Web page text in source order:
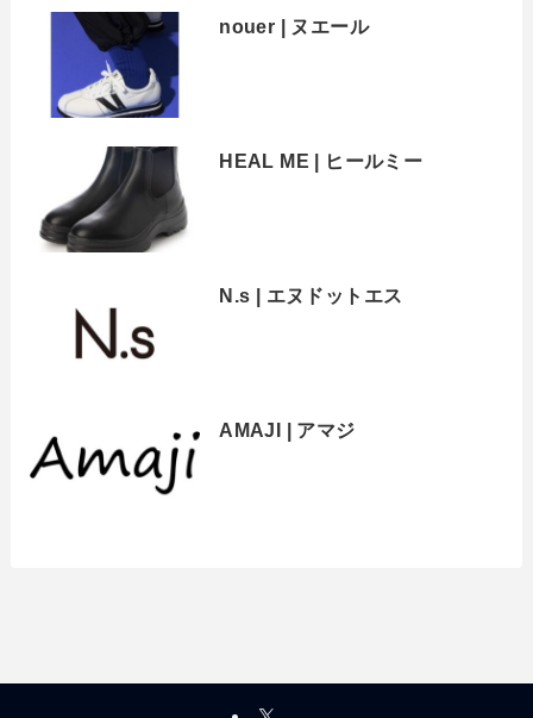
nouer | ヌエール
HEAL ME | ヒールミー
N.s | エヌドットエス
AMAJI | アマジ